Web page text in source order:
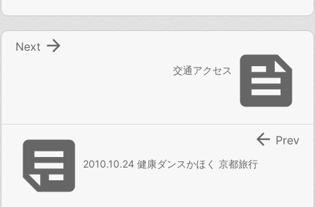

交通アクセス

Next
2010.10.24 健康ダンスかほく 京都旅行
 Prev